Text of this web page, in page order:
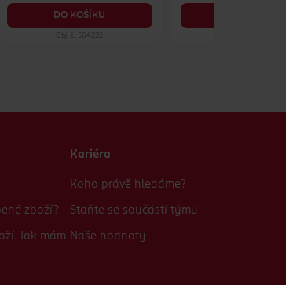
DO KOŠÍKU
Obj. č.: 504232
zboží?
Jak mám
Kariéra
Koho právě hledáme?
Staňte se součástí týmu
Naše hodnoty